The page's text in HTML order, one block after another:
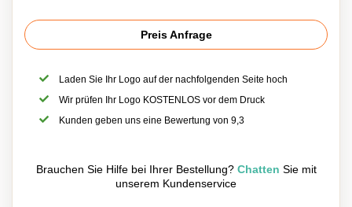
Preis Anfrage
Laden Sie Ihr Logo auf der nachfolgenden Seite hoch
Wir prüfen Ihr Logo KOSTENLOS vor dem Druck
Kunden geben uns eine Bewertung von 9,3
Brauchen Sie Hilfe bei Ihrer Bestellung? Chatten Sie mit
unserem Kundenservice